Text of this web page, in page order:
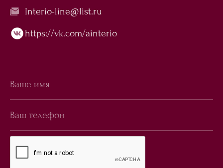
Interio-line@list.ru
https://vk.com/ainterio